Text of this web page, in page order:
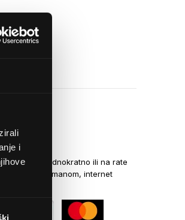
i
karticama jednokratno ili na rate
virmanom, internet